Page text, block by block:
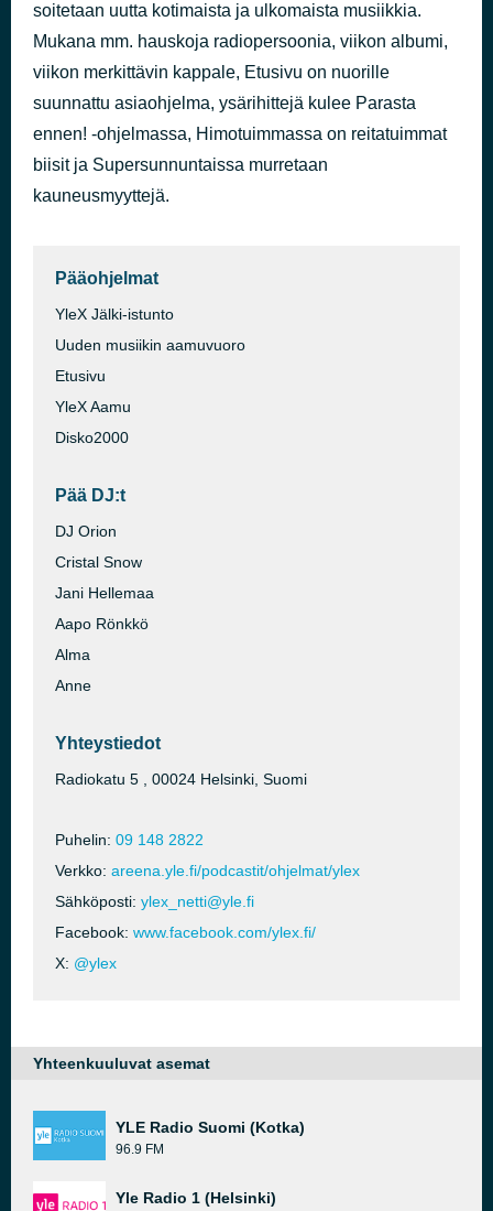
soitetaan uutta kotimaista ja ulkomaista musiikkia.
Mukana mm. hauskoja radiopersoonia, viikon albumi,
viikon merkittävin kappale, Etusivu on nuorille
suunnattu asiaohjelma, ysärihittejä kulee Parasta
ennen! -ohjelmassa, Himotuimmassa on reitatuimmat
biisit ja Supersunnuntaissa murretaan
kauneusmyyttejä.
Pääohjelmat
YleX Jälki-istunto
Uuden musiikin aamuvuoro
Etusivu
YleX Aamu
Disko2000
Pää DJ:t
DJ Orion
Cristal Snow
Jani Hellemaa
Aapo Rönkkö
Alma
Anne
Yhteystiedot
Radiokatu 5 , 00024 Helsinki, Suomi
Puhelin: 09 148 2822
Verkko: areena.yle.fi/podcastit/ohjelmat/ylex
Sähköposti: ylex_netti@yle.fi
Facebook: www.facebook.com/ylex.fi/
X: @ylex
Yhteenkuuluvat asemat
YLE Radio Suomi (Kotka)
96.9 FM
Yle Radio 1 (Helsinki)